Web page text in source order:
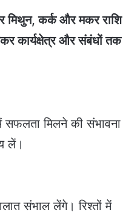
मिथुन, कर्क और मकर
कार्यक्षेत्र और संबंधों
सफलता मिलने की
लें।
संभाल लेंगे। रिश्तों में